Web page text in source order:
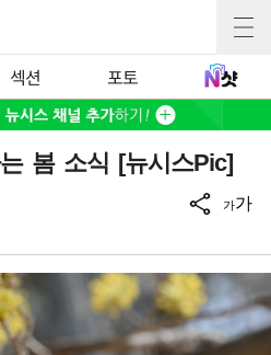
섹션 포토
봄 소식 [뉴시스Pic]
가가